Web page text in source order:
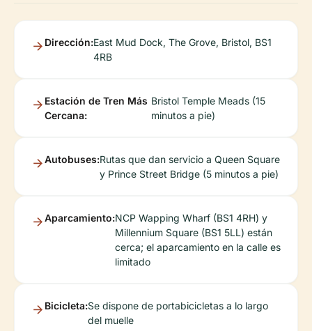
Dirección:East Mud Dock, The Grove, Bristol, BS1
4RB
Estación de Tren Más
Cercana:
Bristol Temple Meads (15
minutos a pie)
Autobuses:Rutas que dan servicio a Queen Square
y Prince Street Bridge (5 minutos a pie)
Aparcamiento:NCP Wapping Wharf (BS1 4RH) y
Millennium Square (BS1 5LL) están
cerca; el aparcamiento en la calle es
limitado
Bicicleta:Se dispone de portabicicletas a lo largo
del muelle